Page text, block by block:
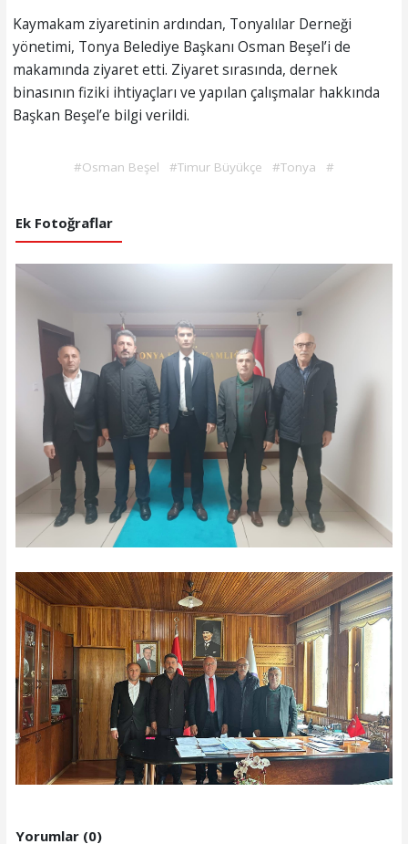
Kaymakam ziyaretinin ardından, Tonyalılar Derneği
yönetimi, Tonya Belediye Başkanı Osman Beşel’i de
makamında ziyaret etti. Ziyaret sırasında, dernek
binasının fiziki ihtiyaçları ve yapılan çalışmalar hakkında
Başkan Beşel’e bilgi verildi.
#Osman Beşel #Timur Büyükçe #Tonya #
Ek Fotoğraflar
Yorumlar (0)